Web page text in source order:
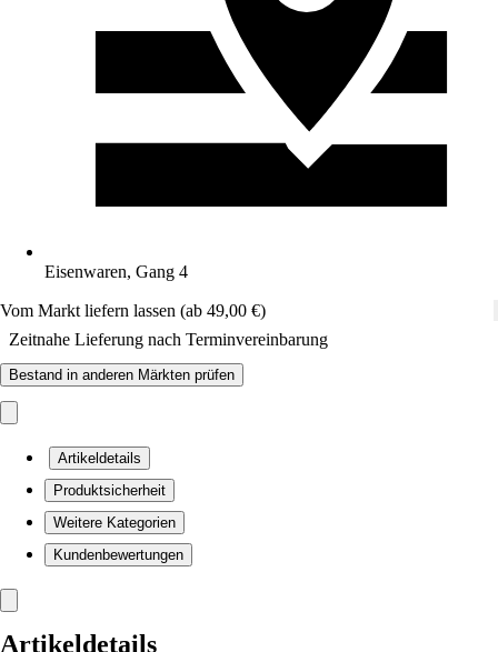
Eisenwaren, Gang 4
Vom Markt liefern lassen (ab 49,00 €)
Zeitnahe Lieferung nach Terminvereinbarung
Bestand in anderen Märkten prüfen
Artikeldetails
Produktsicherheit
Weitere Kategorien
Kundenbewertungen
Artikeldetails